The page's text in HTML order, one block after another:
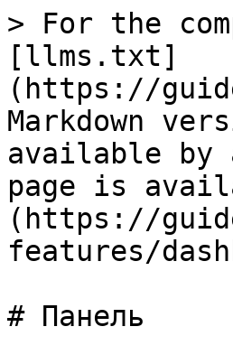
> For the
[llms.txt]
(https://
Markdown
available by
page is
(https://
features/
# Панель